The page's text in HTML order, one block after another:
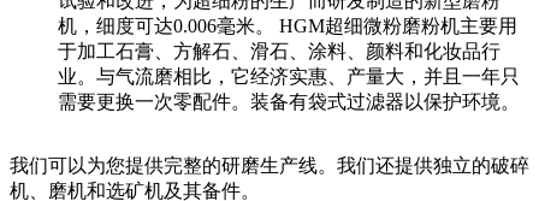
机，细度可达0.006毫米。 HGM超细微粉磨粉机主要用
于加工石膏、方解石、滑石、涂料、颜料和化妆品行
业。与气流磨相比，它经济实惠、产量大，并且一年只
需要更换一次零配件。装备有袋式过滤器以保护环境。
我们可以为您提供完整的研磨生产线。我们还提供独立的破碎
机、磨机和选矿机及其备件。